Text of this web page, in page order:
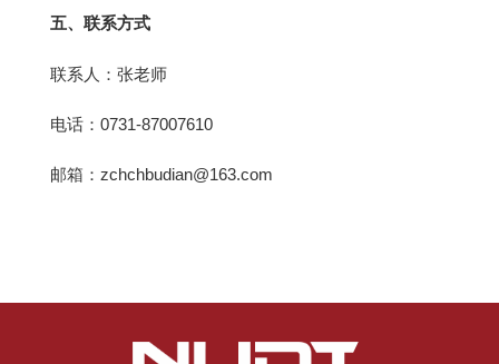
五、联系方式
联系人：张老师
电话：0731-87007610
邮箱：zchchbudian@163.com